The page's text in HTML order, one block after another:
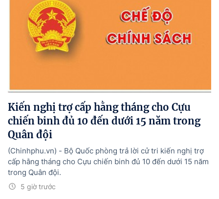
Kiến nghị trợ cấp hằng tháng cho Cựu
chiến binh đủ 10 đến dưới 15 năm trong
Quân đội
5 giờ trước
(Chinhphu.vn) - Bộ Quốc phòng trả lời cử tri kiến nghị trợ
cấp hằng tháng cho Cựu chiến binh đủ 10 đến dưới 15 năm
trong Quân đội.